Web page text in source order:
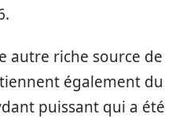
autre riche source de
également du
puissant qui a été